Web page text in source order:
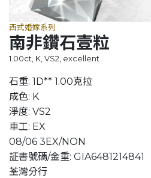
西式婚嫁系列
南非鑽石壹粒
1.00ct, K, VS2, excellent
石重: 1D** 1.00克拉
成色: K
淨度: VS2
車工: EX
08/06 3EX/NON
証書號碼/金重: GIA6481214841
荃灣分行